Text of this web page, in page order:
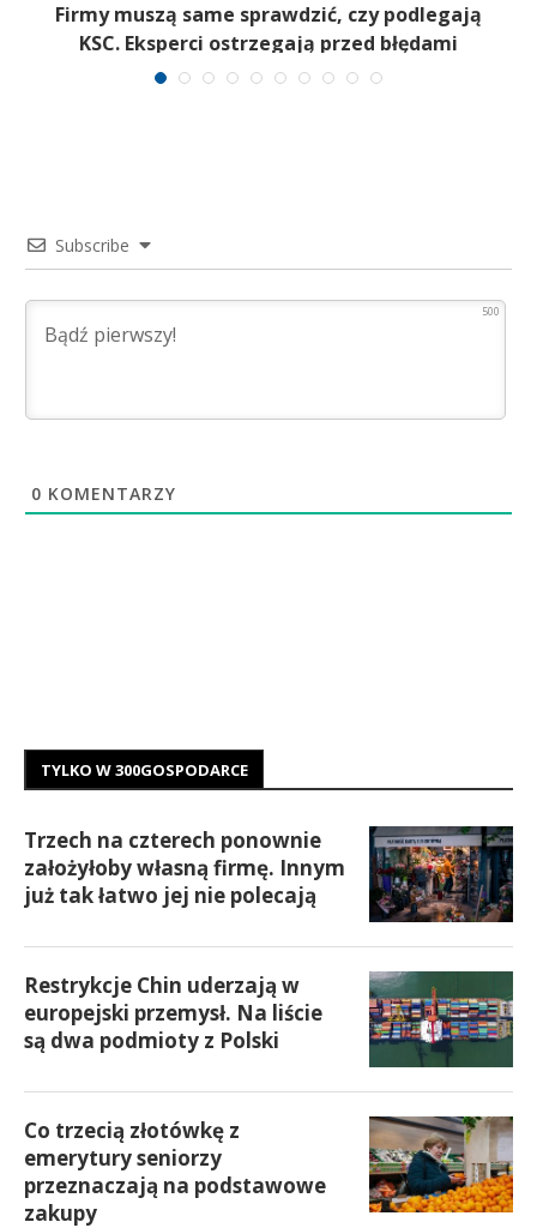
Firmy muszą same sprawdzić, czy podlegają
KSC. Eksperci ostrzegają przed błędami
Subscribe
500
0 KOMENTARZY
TYLKO W 300GOSPODARCE
Trzech na czterech ponownie
założyłoby własną firmę. Innym
już tak łatwo jej nie polecają
Restrykcje Chin uderzają w
europejski przemysł. Na liście
są dwa podmioty z Polski
Co trzecią złotówkę z
emerytury seniorzy
przeznaczają na podstawowe
zakupy